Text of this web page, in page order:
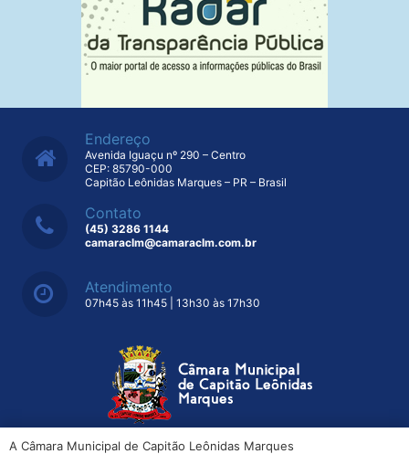
Endereço
Avenida Iguaçu nº 290 – Centro
CEP: 85790-000
Capitão Leônidas Marques – PR – Brasil
Contato
(45) 3286 1144
camaraclm@camaraclm.com.br
Atendimento
07h45 às 11h45 | 13h30 às 17h30
A Câmara Municipal de Capitão Leônidas Marques